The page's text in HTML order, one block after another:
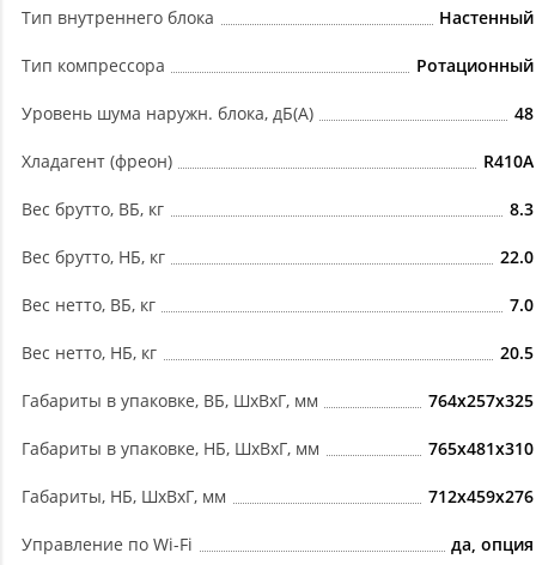
Тип внутреннего блока Настенный
Тип компрессора Ротационный
Уровень шума наружн. блока, дБ(А) 48
Хладагент (фреон) R410A
Вес брутто, ВБ, кг 8.3
Вес брутто, НБ, кг 22.0
Вес нетто, ВБ, кг 7.0
Вес нетто, НБ, кг 20.5
Габариты в упаковке, ВБ, ШxВxГ, мм 764x257x325
Габариты в упаковке, НБ, ШxВxГ, мм 765x481x310
Габариты, НБ, ШxВxГ, мм 712x459x276
Управление по Wi-Fi да, опция